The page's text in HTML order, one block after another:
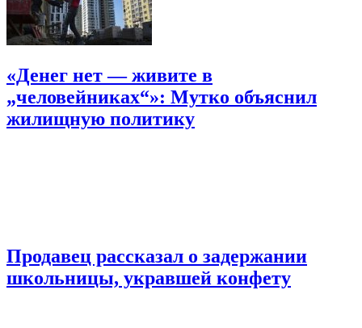
«Денег нет — живите в
„человейниках“»: Мутко объяснил
жилищную политику
Продавец рассказал о задержании
школьницы, укравшей конфету